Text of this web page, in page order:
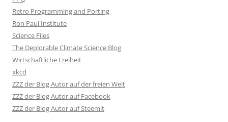
Retro Programming and Porting
Ron Paul Institute
Science Files
The Deplorable Climate Science Blog
Wirtschaftliche Freiheit
xkcd
ZZZ der Blog Autor auf der freien Welt
ZZZ der Blog Autor auf Facebook
ZZZ der Blog Autor auf Steemit